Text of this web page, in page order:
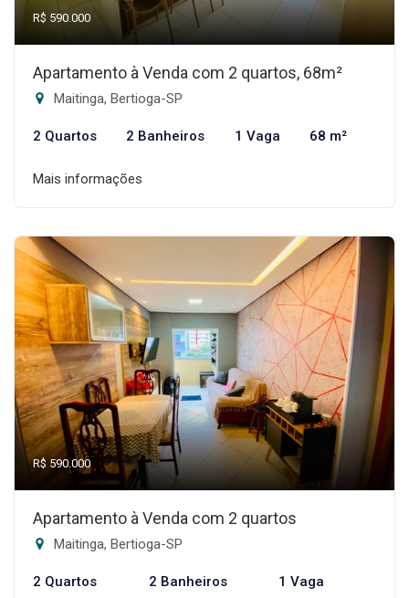
R$ 590.000
Apartamento à Venda com 2 quartos, 68m²
Maitinga, Bertioga-SP
2 Quartos 2 Banheiros 1 Vaga 68 m²
Mais informações
R$ 590.000
Apartamento à Venda com 2 quartos
Maitinga, Bertioga-SP
2 Quartos 2 Banheiros 1 Vaga